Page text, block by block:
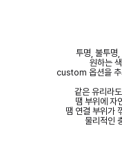
투명, 불투명
원하는
custom 옵션을
같은 유리라
땜 부위에 자
땜 연결 부위가
물리적인